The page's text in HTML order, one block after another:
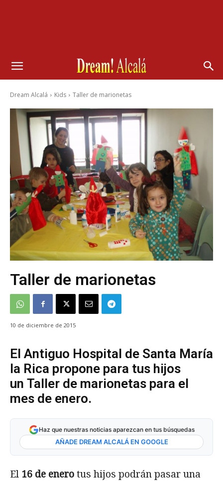
Dream Alcalá Kids Taller de marionetas
Taller de marionetas
10 de diciembre de 2015
El Antiguo Hospital de Santa María
la Rica propone para tus hijos
un Taller de marionetas para el
mes de enero.
Haz que nuestras noticias aparezcan en tus búsquedas
AÑADE DREAM ALCALÁ EN GOOGLE
El 16 de enero tus hijos podrán pasar una